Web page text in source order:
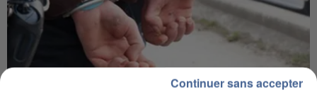
Continuer sans accepter